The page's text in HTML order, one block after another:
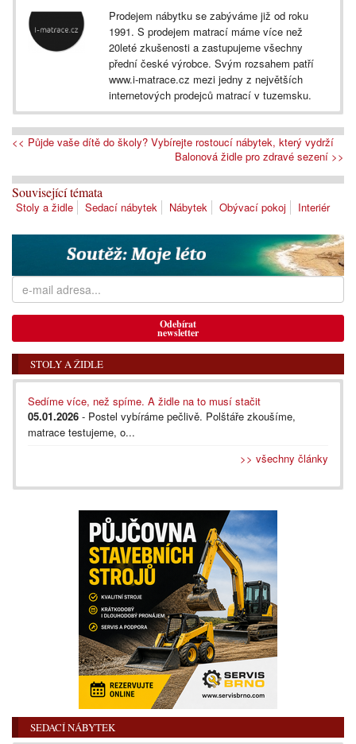
Prodejem nábytku se zabýváme již od roku
1991. S prodejem matrací máme více než
20leté zkušenosti a zastupujeme všechny
přední české výrobce. Svým rozsahem patří
www.i-matrace.cz mezi jedny z největších
internetových prodejců matrací v tuzemsku.
<< Půjde vaše dítě do školy? Vybírejte rostoucí nábytek, který vydrží
Balonová židle pro zdravé sezení >>
Související témata
Stoly a židle Sedací nábytek Nábytek Obývací pokoj Interiér
Odebírat
newsletter
STOLY A ŽIDLE
Sedíme více, než spíme. A židle na to musí stačit
05.01.2026 - Postel vybíráme pečlivě. Polštáře zkoušíme,
matrace testujeme, o...
>> všechny články
SEDACÍ NÁBYTEK